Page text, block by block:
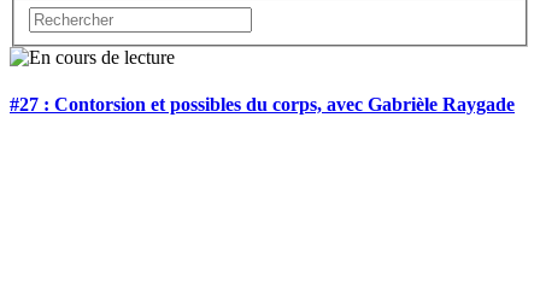
#27 : Contorsion et possibles du corps, avec Gabrièle Raygade